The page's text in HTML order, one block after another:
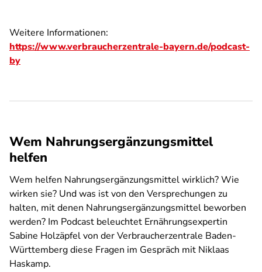
Weitere Informationen:
https://www.verbraucherzentrale-bayern.de/podcast-
by
Wem Nahrungsergänzungsmittel
helfen
Wem helfen Nahrungsergänzungsmittel wirklich? Wie
wirken sie? Und was ist von den Versprechungen zu
halten, mit denen Nahrungsergänzungsmittel beworben
werden? Im Podcast beleuchtet Ernährungsexpertin
Sabine Holzäpfel von der Verbraucherzentrale Baden-
Württemberg diese Fragen im Gespräch mit Niklaas
Haskamp.